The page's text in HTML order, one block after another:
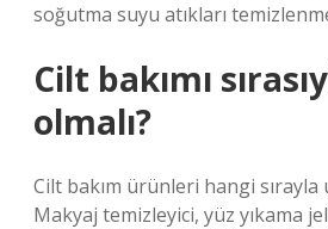
soğutma suyu atıkları
Cilt bakımı
olmalı?
Cilt bakım ürünleri hangi sırayla
Makyaj temizleyici, yüz yıkama